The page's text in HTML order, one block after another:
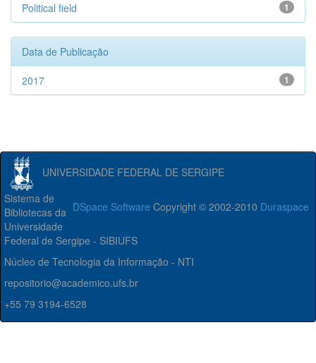
1
Political field
Data de Publicação
1
2017
UNIVERSIDADE FEDERAL DE SERGIPE
DSpace Software Copyright © 2002-2010 Duraspace
Sistema de
Bibliotecas da
Universidade
Federal de Sergipe - SIBIUFS
Núcleo de Tecnologia da Informação - NTI
repositorio@academico.ufs.br
+55 79 3194-6528